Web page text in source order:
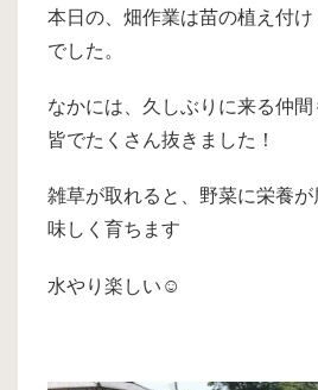
本日の、畑作業は苗の植え付け
でした。
なかには、久しぶりに来る仲
皆でたくさん抜きました！
雑草が取れると、野菜に栄養
味しく育ちます
水やり楽しい☺